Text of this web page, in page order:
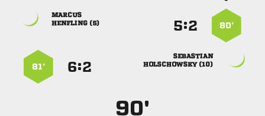
80’
:

 

 
:
81’
90'